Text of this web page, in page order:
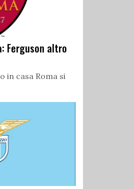
Ferguson altro
in casa Roma si